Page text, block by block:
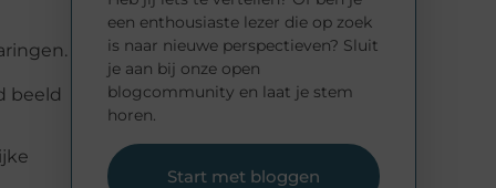
beeld
een enthousiaste lezer die op zoek
is naar nieuwe perspectieven? Sluit
je aan bij onze open
blogcommunity en laat je stem
horen.
Start met bloggen